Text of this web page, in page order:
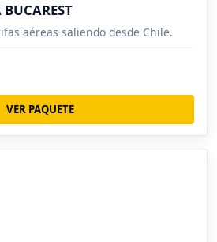
aéreas saliendo desde Chile.
VER PAQUETE